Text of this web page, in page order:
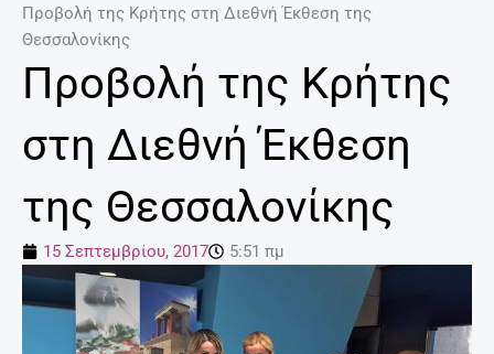
p
Προβολή της Κρήτης στη Διεθνή Έκθεση της
Θεσσαλονίκης
Προβολή της Κρήτης
στη Διεθνή Έκθεση
της Θεσσαλονίκης
15 Σεπτεμβρίου, 2017 5:51 πμ